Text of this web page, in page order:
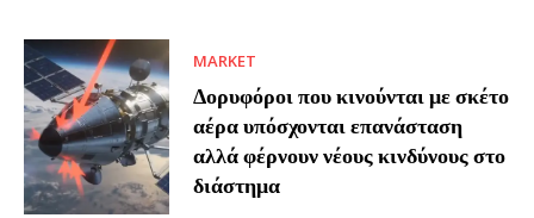
MARKET
Δορυφόροι που κινούνται με σκέτο
αέρα υπόσχονται επανάσταση
αλλά φέρνουν νέους κινδύνους στο
διάστημα